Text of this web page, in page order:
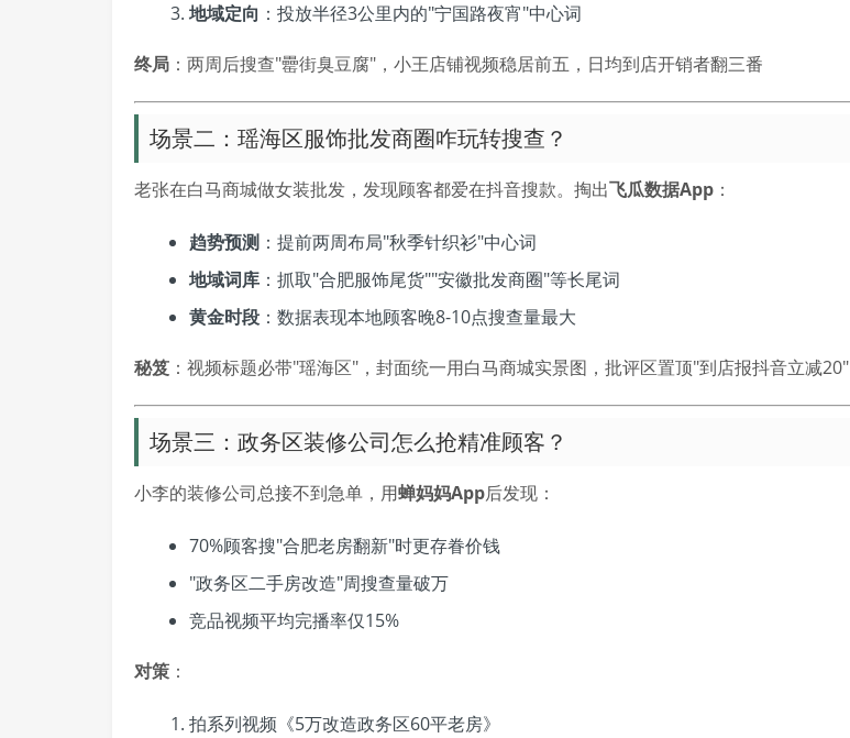
地域定向 ：投放半径3公里内的"宁国路夜宵"中心词
终局 ：两周后搜查"罍街臭豆腐"，小王店铺视频稳居前五，日均到店开销者翻三番
场景二：瑶海区服饰批发商圈咋玩转搜查？
老张在白马商城做女装批发，发现顾客都爱在抖音搜款。掏出飞瓜数据App ：
趋势预测 ：提前两周布局"秋季针织衫"中心词
地域词库 ：抓取"合肥服饰尾货""安徽批发商圈"等长尾词
黄金时段 ：数据表现本地顾客晚8-10点搜查量最大
秘笈 ：视频标题必带"瑶海区"，封面统一用白马商城实景图，批评区置顶"到店报抖音立减20"
场景三：政务区装修公司怎么抢精准顾客？
小李的装修公司总接不到急单，用蝉妈妈App后发现：
70%顾客搜"合肥老房翻新"时更存眷价钱
"政务区二手房改造"周搜查量破万
竞品视频平均完播率仅15%
对策 ：
拍系列视频《5万改造政务区60平老房》